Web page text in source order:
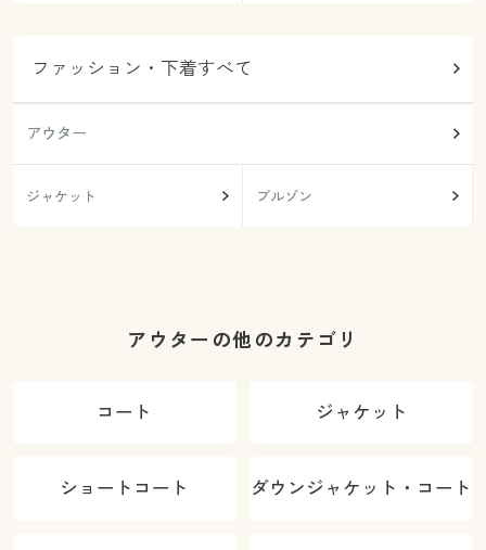
ファッション・下着すべて
アウター
ジャケット ブルゾン
アウターの他のカテゴリ
コート ジャケット
ショートコート ダウンジャケット・コート